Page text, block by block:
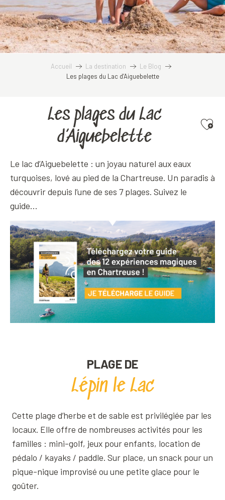
Accueil La destination
Le Blog
Les plages du Lac d’Aiguebelette
Les plages du Lac
d’Aiguebelette
Le lac d’Aiguebelette : un joyau naturel aux eaux
turquoises, lové au pied de la Chartreuse. Un paradis à
découvrir depuis l’une de ses 7 plages. Suivez le
guide…
PLAGE DE
Lépin le Lac
Cette plage d’herbe et de sable est privilégiée par les
locaux. Elle offre de nombreuses activités pour les
familles : mini-golf, jeux pour enfants, location de
pédalo / kayaks / paddle. Sur place, un snack pour un
pique-nique improvisé ou une petite glace pour le
goûter.